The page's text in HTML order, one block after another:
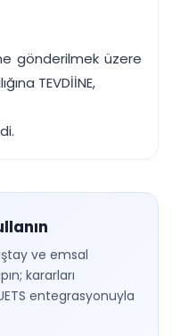
gönderilmek üzere
TEVDİİNE,
ve emsal
kararları
entegrasyonuyla